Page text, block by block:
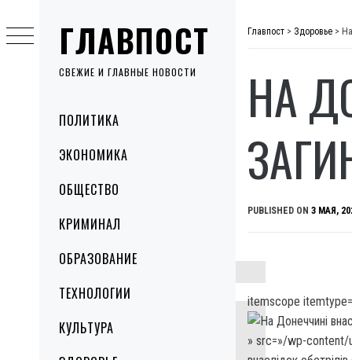
ГЛАВПОСТ
СВЕЖИЕ И ГЛАВНЫЕ НОВОСТИ
MenuПОЛИТИКА
ЭКОНОМИКА
ОБЩЕСТВО
КРИМИНАЛ
ОБРАЗОВАНИЕ
ТЕХНОЛОГИИ
КУЛЬТУРА
to
content
Главпост > Здоровье >
НА
PUBLISHED ON 3 МАЯ,
itemscope
» src=»/wp-content/